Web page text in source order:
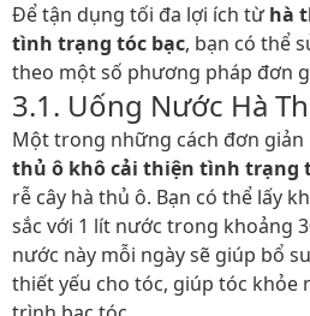
Để tận dụng tối đa lợi ích từhà
tình trạng tóc bạc, bạn có thể
theo một số phương pháp đơn
3.1. Uống Nước Hà
Một trong những cách đơn giản
thủ ô khô cải thiện tình trạng
rễ cây hà thủ ô. Bạn có thể lấy
sắc với 1 lít nước trong khoảng
nước này mỗi ngày sẽ giúp bổ
thiết yếu cho tóc, giúp tóc khỏe